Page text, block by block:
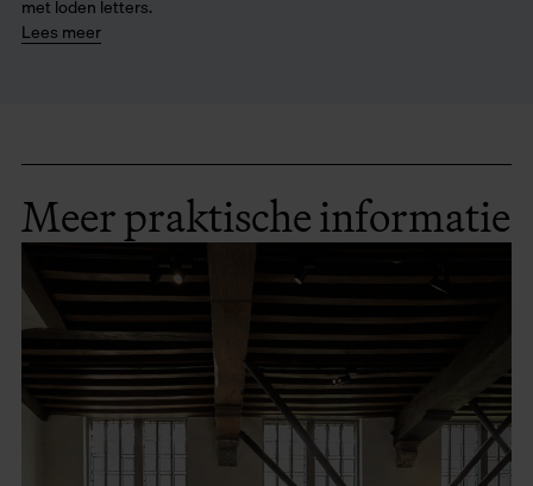
met loden letters.
Lees meer
Meer praktische informatie